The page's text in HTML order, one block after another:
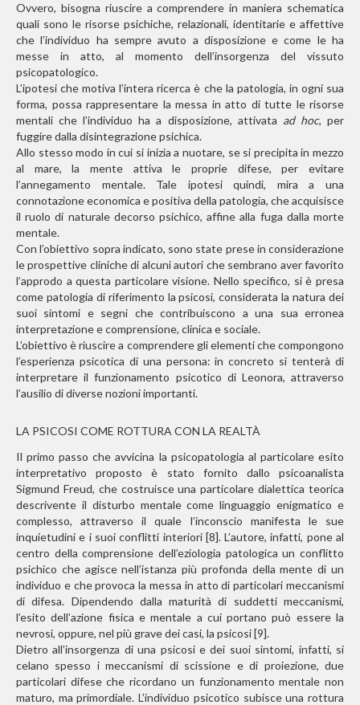
Ovvero, bisogna riuscire a comprendere in maniera schematica
quali sono le risorse psichiche, relazionali, identitarie e affettive
che l’individuo ha sempre avuto a disposizione e come le ha
messe in atto, al momento dell’insorgenza del vissuto
psicopatologico.
L’ipotesi che motiva l’intera ricerca è che la patologia, in ogni sua
forma, possa rappresentare la messa in atto di tutte le risorse
mentali che l’individuo ha a disposizione, attivata ad hoc, per
fuggire dalla disintegrazione psichica.
Allo stesso modo in cui si inizia a nuotare, se si precipita in mezzo
al mare, la mente attiva le proprie difese, per evitare
l’annegamento mentale. Tale ipotesi quindi, mira a una
connotazione economica e positiva della patologia, che acquisisce
il ruolo di naturale decorso psichico, affine alla fuga dalla morte
mentale.
Con l’obiettivo sopra indicato, sono state prese in considerazione
le prospettive cliniche di alcuni autori che sembrano aver favorito
l’approdo a questa particolare visione. Nello specifico, si è presa
come patologia di riferimento la psicosi, considerata la natura dei
suoi sintomi e segni che contribuiscono a una sua erronea
interpretazione e comprensione, clinica e sociale.
L’obiettivo è riuscire a comprendere gli elementi che compongono
l’esperienza psicotica di una persona: in concreto si tenterà di
interpretare il funzionamento psicotico di Leonora, attraverso
l’ausilio di diverse nozioni importanti.
LA PSICOSI COME ROTTURA CON LA REALTÀ
Il primo passo che avvicina la psicopatologia al particolare esito
interpretativo proposto è stato fornito dallo psicoanalista
Sigmund Freud, che costruisce una particolare dialettica teorica
descrivente il disturbo mentale come linguaggio enigmatico e
complesso, attraverso il quale l’inconscio manifesta le sue
inquietudini e i suoi conflitti interiori [8]. L’autore, infatti, pone al
centro della comprensione dell’eziologia patologica un conflitto
psichico che agisce nell’istanza più profonda della mente di un
individuo e che provoca la messa in atto di particolari meccanismi
di difesa. Dipendendo dalla maturità di suddetti meccanismi,
l’esito dell’azione fisica e mentale a cui portano può essere la
nevrosi, oppure, nel più grave dei casi, la psicosi [9].
Dietro all’insorgenza di una psicosi e dei suoi sintomi, infatti, si
celano spesso i meccanismi di scissione e di proiezione, due
particolari difese che ricordano un funzionamento mentale non
maturo, ma primordiale. L’individuo psicotico subisce una rottura